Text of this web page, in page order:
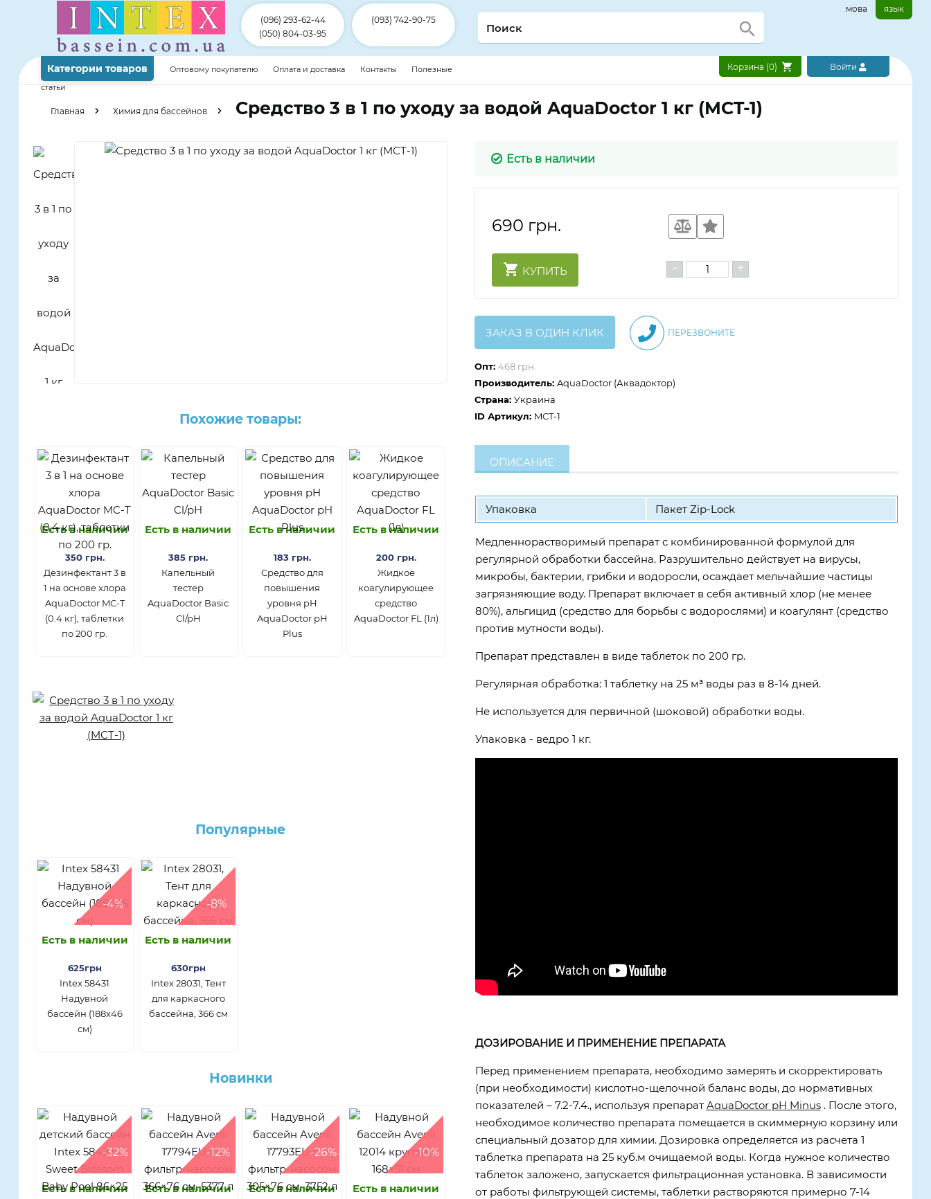
(096) 293-62-44
(050) 804-03-95
(093) 742-90-75
мова язык
Категории товаров Оптовому покупателю Оплата и доставка Контакты
Полезные
статьи
Корзина (0) Войти
Главная Химия для бассейнов Средство 3 в 1 по уходу за водой AquaDoctor 1 кг (MCT-1)
Похожие товары:
Есть в наличии
350 грн.
Дезинфектант 3 в
1 на основе хлора
AquaDoctor MC-T
(0.4 кг), таблетки
по 200 гр.
Есть в наличии
385 грн.
Капельный
тестер
AquaDoctor Basic
Cl/pH
Есть в наличии
183 грн.
Средство для
повышения
уровня pH
AquaDoctor pH
Plus
Есть в наличии
200 грн.
Жидкое
коагулирующее
средство
AquaDoctor FL (1л)
Популярные
-4%
Есть в наличии
625грн
Intex 58431
Надувной
бассейн (188х46
см)
-8%
Есть в наличии
630грн
Intex 28031, Тент
для каркасного
бассейна, 366 см
Новинки
-32%
Есть в наличии
-12%
Есть в наличии
-26%
Есть в наличии
-10%
Есть в наличии
Есть в наличии
690 грн.
КУПИТЬ - +
ЗАКАЗ В ОДИН КЛИК ПЕРЕЗВОНИТЕ
Опт: 468 грн.
Производитель: AquaDoctor (Аквадоктор)
Страна: Украина
ID Артикул: MCT-1
ОПИСАНИЕ
Упаковка Пакет Zip-Lock
Медленнорастворимый препарат c комбинированной формулой для
регулярной обработки бассейна. Разрушительно действует на вирусы,
микробы, бактерии, грибки и водоросли, осаждает мельчайшие частицы
загрязняющие воду. Препарат включает в себя активный хлор (не менее
80%), альгицид (средство для борьбы с водорослями) и коагулянт (средство
против мутности воды).
Препарат представлен в виде таблеток по 200 гр.
Регулярная обработка: 1 таблетку на 25 м³ воды раз в 8-14 дней.
Не используется для первичной (шоковой) обработки воды.
Упаковка - ведро 1 кг.
ДОЗИРОВАНИЕ И ПРИМЕНЕНИЕ ПРЕПАРАТА
Перед применением препарата, необходимо замерять и скорректировать
(при необходимости) кислотно-щелочной баланс воды, до нормативных
показателей – 7.2-7.4., используя препарат AquaDoctor pH Minus. После этого,
необходимое количество препарата помещается в скиммерную корзину или
специальный дозатор для химии. Дозировка определяется из расчета 1
таблетка препарата на 25 куб.м очищаемой воды. Когда нужное количество
таблеток заложено, запускается фильтрационная установка. В зависимости
от работы фильтрующей системы, таблетки растворяются примерно 7-14